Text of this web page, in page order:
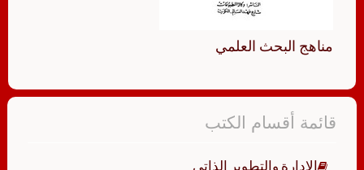
مناهج البحث العلمي
قائمة أقسام الكتب
الإدارة والتطوير الذاتي